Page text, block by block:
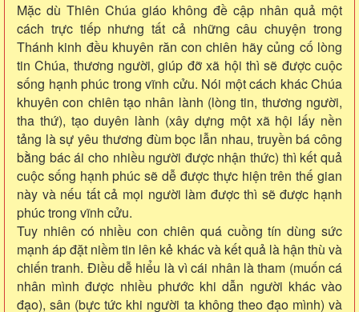
Mặc dù Thiên Chúa giáo không đề cập nhân quả một
cách trực tiếp nhưng tất cả những câu chuyện trong
Thánh kinh đều khuyên răn con chiên hãy củng cố lòng
tin Chúa, thương người, giúp đỡ xã hội thì sẽ được cuộc
sống hạnh phúc trong vĩnh cửu. Nói một cách khác Chúa
khuyên con chiên tạo nhân lành (lòng tin, thương người,
tha thứ), tạo duyên lành (xây dựng một xã hội lấy nền
tảng là sự yêu thương đùm bọc lẫn nhau, truyền bá công
bằng bác ái cho nhiều người được nhận thức) thì kết quả
cuộc sống hạnh phúc sẽ dễ được thực hiện trên thế gian
này và nếu tất cả mọi người làm được thì sẽ được hạnh
phúc trong vĩnh cửu.
Tuy nhiên có nhiều con chiên quá cuồng tín dùng sức
mạnh áp đặt niềm tin lên kẻ khác và kết quả là hận thù và
chiến tranh. Điều dễ hiểu là vì cái nhân là tham (muốn cá
nhân mình được nhiều phước khi dẫn người khác vào
đạo), sân (bực tức khi người ta không theo đạo mình) và